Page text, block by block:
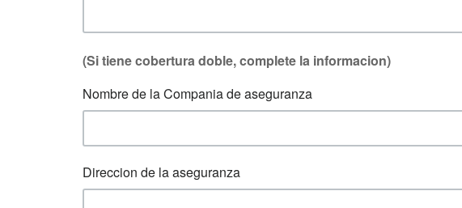
(Si tiene cobertura doble, complete la informacion)
Nombre de la Compania de aseguranza
Direccion de la aseguranza